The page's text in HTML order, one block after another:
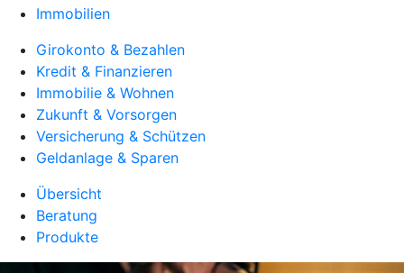
Immobilien
Girokonto & Bezahlen
Kredit & Finanzieren
Immobilie & Wohnen
Zukunft & Vorsorgen
Versicherung & Schützen
Geldanlage & Sparen
Übersicht
Beratung
Produkte